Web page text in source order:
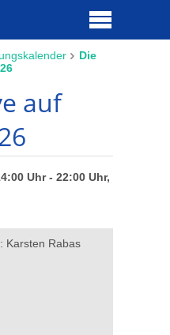
Die
auf
Uhr - 22:00 Uhr,
Karsten Rabas